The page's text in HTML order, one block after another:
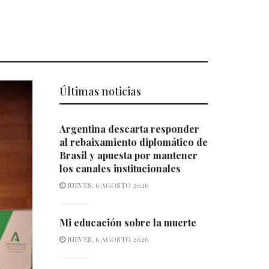
Últimas noticias
Argentina descarta responder
al rebaixamiento diplomático de
Brasil y apuesta por mantener
los canales institucionales
JUEVES, 6 AGOSTO 2026
Mi educación sobre la muerte
JUEVES, 6 AGOSTO 2026